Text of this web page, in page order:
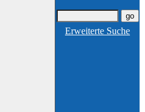
Erweiterte Suche